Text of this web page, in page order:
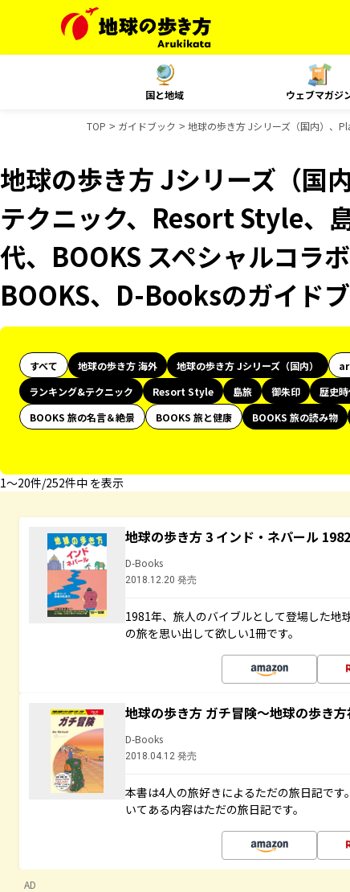
国と地域 ウェブマガジ
TOP ガイドブック 地球の歩き方 Jシリーズ（国内）、
地球の歩き方 Jシリーズ（国
テクニック、Resort Style、
代、BOOKS スペシャルコラ
BOOKS、D-Booksのガイド
すべて 地球の歩き方 海外 地球の歩き方 Jシリーズ（国内）
ランキング&テクニック
Resort Style 島旅 御朱印 歴史
BOOKS 旅の名言＆絶景
BOOKS 旅と健康 BOOKS 旅の読み物
1〜20件/252件中 を表示
地球の歩き方 3 インド・ネパール
D-Books
2018.12.20 発売
1981年、旅人のバイブルとして登場した
の旅を思い出して欲しい1冊です。
地球の歩き方 ガチ冒険～地球の歩き
D-Books
2018.04.12 発売
本書は4人の旅好きによるただの旅日記で
いてある内容はただの旅日記です。
AD